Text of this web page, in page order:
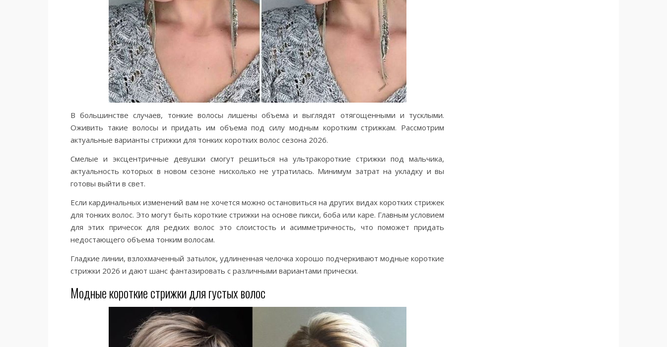
В большинстве случаев, тонкие волосы лишены объема и выглядят отягощенными и тусклыми.
Оживить такие волосы и придать им объема под силу модным коротким стрижкам. Рассмотрим
актуальные варианты стрижки для тонких коротких волос сезона 2026.
Смелые и эксцентричные девушки смогут решиться на ультракороткие стрижки под мальчика,
актуальность которых в новом сезоне нисколько не утратилась. Минимум затрат на укладку и вы
готовы выйти в свет.
Если кардинальных изменений вам не хочется можно остановиться на других видах коротких стрижек
для тонких волос. Это могут быть короткие стрижки на основе пикси, боба или каре. Главным условием
для этих причесок для редких волос это слоистость и асимметричность, что поможет придать
недостающего объема тонким волосам.
Гладкие линии, взлохмаченный затылок, удлиненная челочка хорошо подчеркивают модные короткие
стрижки 2026 и дают шанс фантазировать с различными вариантами прически.
Модные короткие стрижки для густых волос